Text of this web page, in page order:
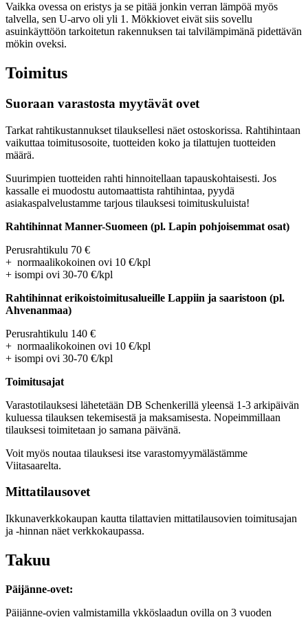
Vaikka ovessa on eristys ja se pitää jonkin verran lämpöä myös
talvella, sen U-arvo oli yli 1. Mökkiovet eivät siis sovellu
asuinkäyttöön tarkoitetun rakennuksen tai talvilämpimänä pidettävän
mökin oveksi.
Toimitus
Suoraan varastosta myytävät ovet
Tarkat rahtikustannukset tilauksellesi näet ostoskorissa. Rahtihintaan
vaikuttaa toimitusosoite, tuotteiden koko ja tilattujen tuotteiden
määrä.
Suurimpien tuotteiden rahti hinnoitellaan tapauskohtaisesti. Jos
kassalle ei muodostu automaattista rahtihintaa, pyydä
asiakaspalvelustamme tarjous tilauksesi toimituskuluista!
Rahtihinnat Manner-Suomeen (pl. Lapin pohjoisemmat osat)
Perusrahtikulu 70 €
+ normaalikokoinen ovi 10 €/kpl
+ isompi ovi 30-70 €/kpl
Rahtihinnat erikoistoimitusalueille Lappiin ja saaristoon (pl.
Ahvenanmaa)
Perusrahtikulu 140 €
+ normaalikokoinen ovi 10 €/kpl
+ isompi ovi 30-70 €/kpl
Toimitusajat
Varastotilauksesi lähetetään DB Schenkerillä yleensä 1-3 arkipäivän
kuluessa tilauksen tekemisestä ja maksamisesta. Nopeimmillaan
tilauksesi toimitetaan jo samana päivänä.
Voit myös noutaa tilauksesi itse varastomyymälästämme
Viitasaarelta.
Mittatilausovet
Ikkunaverkkokaupan kautta tilattavien mittatilausovien toimitusajan
ja -hinnan näet verkkokaupassa.
Takuu
Päijänne-ovet:
Päijänne-ovien valmistamilla ykköslaadun ovilla on 3 vuoden